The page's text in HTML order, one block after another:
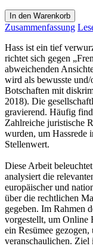
In den Warenkorb
Zusammenfassung
Hass ist ein tief
richtet sich gegen
abweichenden
wird als bewusste
Botschaften mit
2018). Die
gravierend. Häufig
Zahlreiche juristische
wurden, um Hassrede
Stellenwert.
Diese Arbeit
analysiert die
europäischer und
über die rechtlichen
gegeben. Im Rahmen
vorgestellt, um Online
ein Resümee
veranschaulichen. Ziel